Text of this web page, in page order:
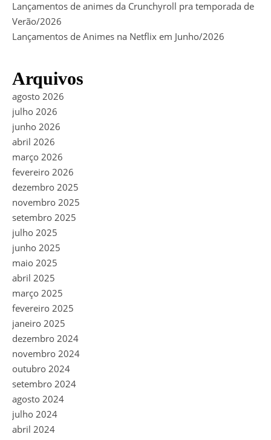
Lançamentos de animes da Crunchyroll pra temporada de
Verão/2026
Lançamentos de Animes na Netflix em Junho/2026
Arquivos
agosto 2026
julho 2026
junho 2026
abril 2026
março 2026
fevereiro 2026
dezembro 2025
novembro 2025
setembro 2025
julho 2025
junho 2025
maio 2025
abril 2025
março 2025
fevereiro 2025
janeiro 2025
dezembro 2024
novembro 2024
outubro 2024
setembro 2024
agosto 2024
julho 2024
abril 2024